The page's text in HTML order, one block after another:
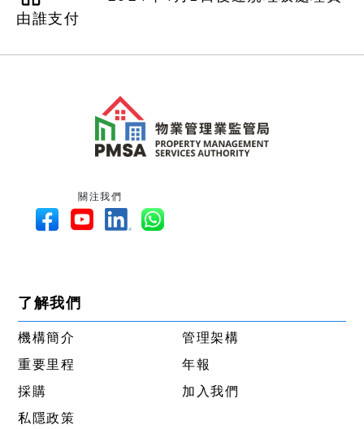
由誰支付
關注我們
了解我們
機構簡介
管理架構
重要里程
年報
採購
加入我們
私隱政策